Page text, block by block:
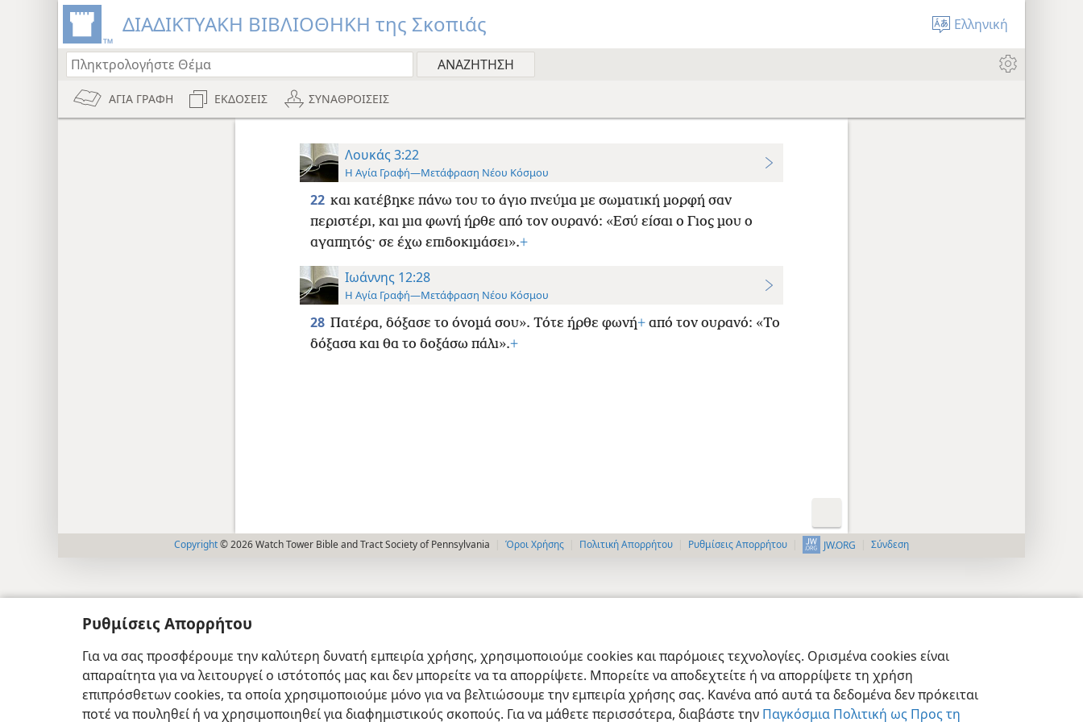
Ρυθμίσεις Απορρήτου
Για να σας προσφέρουμε την καλύτερη δυνατή εμπειρία χρήσης, χρησιμοποιούμε cookies και παρόμοιες τεχνολογίες. Ορισμένα cookies είναι
απαραίτητα για να λειτουργεί ο ιστότοπός μας και δεν μπορείτε να τα απορρίψετε. Μπορείτε να αποδεχτείτε ή να απορρίψετε τη χρήση
επιπρόσθετων cookies, τα οποία χρησιμοποιούμε μόνο για να βελτιώσουμε την εμπειρία χρήσης σας. Κανένα από αυτά τα δεδομένα δεν πρόκειται
ποτέ να πουληθεί ή να χρησιμοποιηθεί για διαφημιστικούς σκοπούς. Για να μάθετε περισσότερα, διαβάστε την Παγκόσμια Πολιτική ως Προς τη
ΔΙΑΔΙΚΤΥΑΚΗ ΒΙΒΛΙΟΘΗΚΗ της Σκοπιάς Ελληνική
ΑΓΙΑ ΓΡΑΦΗ ΕΚΔΟΣΕΙΣ ΣΥΝΑΘΡΟΙΣΕΙΣ
Λουκάς 3:22
Η Αγία Γραφή—Μετάφραση Νέου Κόσμου
22 και κατέβηκε πάνω του το άγιο πνεύμα με σωματική μορφή σαν
περιστέρι, και μια φωνή ήρθε από τον ουρανό: «Εσύ είσαι ο Γιος μου ο
αγαπητός· σε έχω επιδοκιμάσει».+
Ιωάννης 12:28
Η Αγία Γραφή—Μετάφραση Νέου Κόσμου
28 Πατέρα, δόξασε το όνομά σου». Τότε ήρθε φωνή+από τον ουρανό: «Το
δόξασα και θα το δοξάσω πάλι».+
Copyright© 2026 Watch Tower Bible and Tract Society of Pennsylvania Όροι Χρήσης Πολιτική Απορρήτου Ρυθμίσεις Απορρήτου JW.ORG Σύνδεση